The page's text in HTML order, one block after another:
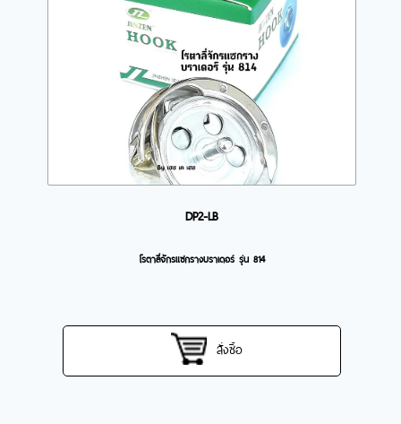
DP2-LB
โรตาลี่จักรแซกรางบราเดอร์ รุ่น 814
สั่งซื้อ